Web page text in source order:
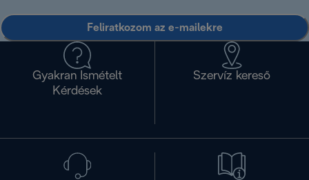
Feliratkozom az e-mailekre
Gyakran Ismételt
Kérdések
Szervíz kereső